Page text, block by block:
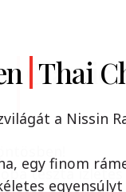
Classic
tészta ízletes
Thai
a Nissin
egy finom